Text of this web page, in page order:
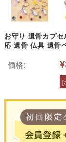
お守り 遺骨カプ
応 遺骨 仏具 遺骨
水子供養 水子 か
価格:
[